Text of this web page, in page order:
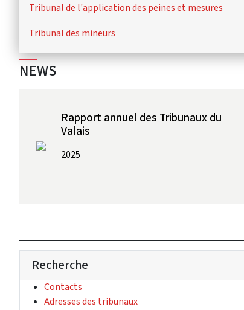
Tribunal de l'application des peines et mesures
Tribunal des mineurs
NEWS
Rapport annuel des Tribunaux du
Valais
2025
Recherche
Contacts
Adresses des tribunaux(Lien externe)